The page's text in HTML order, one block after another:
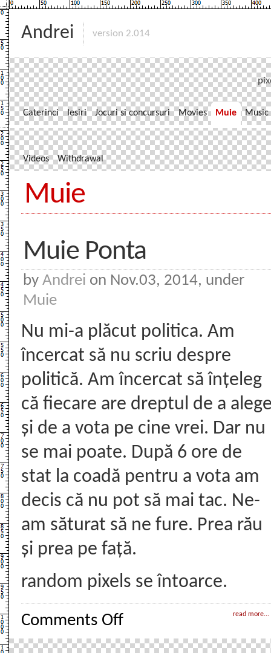
Andrei version 2.014
Caterinci Iesiri Jocuri si concursuri Movies Muie Music
Videos Withdrawal
Muie
Muie Ponta
by Andrei on Nov.03, 2014, under
Muie
Nu mi-a plăcut politica. Am
încercat să nu scriu despre
politică. Am încercat să înțeleg
că fiecare are dreptul de a
și de a vota pe cine vrei. Dar nu
se mai poate. După 6 ore de
stat la coadă pentru a vota am
decis că nu pot să mai tac. Ne-
am săturat să ne fure. Prea rău
și prea pe față.
random pixels se întoarce.
read more...
Comments Offon